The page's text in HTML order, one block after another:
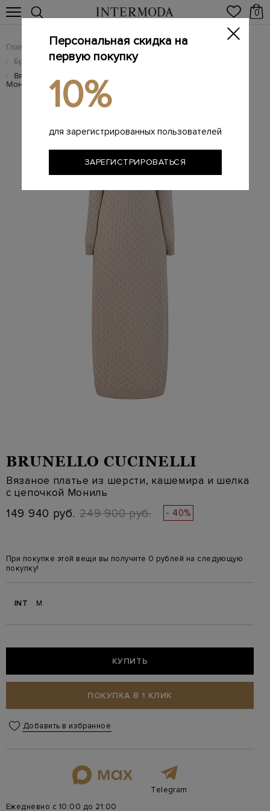
0
Главная Женщинам / Женская одежда
/ Брендовые женские платья
/ Вязаное платье из шерсти, кашемира и шелка с цепочкой
Мониль
BRUNELLO CUCINELLI
Вязаное платье из шерсти, кашемира и шелка
с цепочкой Мониль
149 940 руб. 249 900 руб. - 40%
При покупке этой вещи вы получите 0 рублей на следующую
покупку!
INT M
КУПИТЬ
ПОКУПКА В 1 КЛИК
Добавить в избранное
Telegram
Ежедневно с 10:00 до 21:00
Персональная скидка на
первую покупку
10%
для зарегистрированных пользователей
ЗАРЕГИСТРИРОВАТЬСЯ